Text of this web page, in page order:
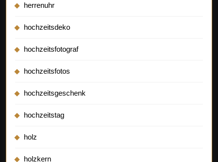
herrenuhr
hochzeitsdeko
hochzeitsfotograf
hochzeitsfotos
hochzeitsgeschenk
hochzeitstag
holz
holzkern